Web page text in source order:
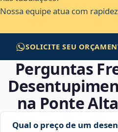
Nossa equipe atua com
SOLICITE SEU
Perguntas
na Ponte
Qual o preço de um